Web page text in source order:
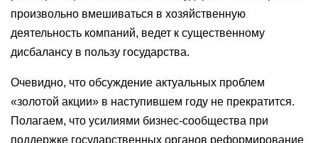
произвольно вмешиваться в хозяйственную
деятельность компаний, ведет к существенному
дисбалансу в пользу государства.
Очевидно, что обсуждение актуальных проблем
«золотой акции» в наступившем году не прекратится.
Полагаем, что усилиями бизнес-сообщества при
поддержке государственных органов реформирование